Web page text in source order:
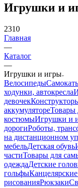
Игрушки и
2310
Главная
—
Каталог
—
Игрушки и игры
Велосипеды
ходунки, автокресла
девочек
аккумулятореТовары
костюмыИгрушки и
дорогиРоботы,
на дистанционном
мебельДетская обувь
частиТовары для
одеждаДетские
гольфы
рисованияРюкзаки